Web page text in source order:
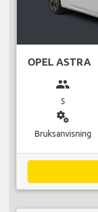
OPEL ASTRA
group
5
miscellaneous_services
Bruksanvisning